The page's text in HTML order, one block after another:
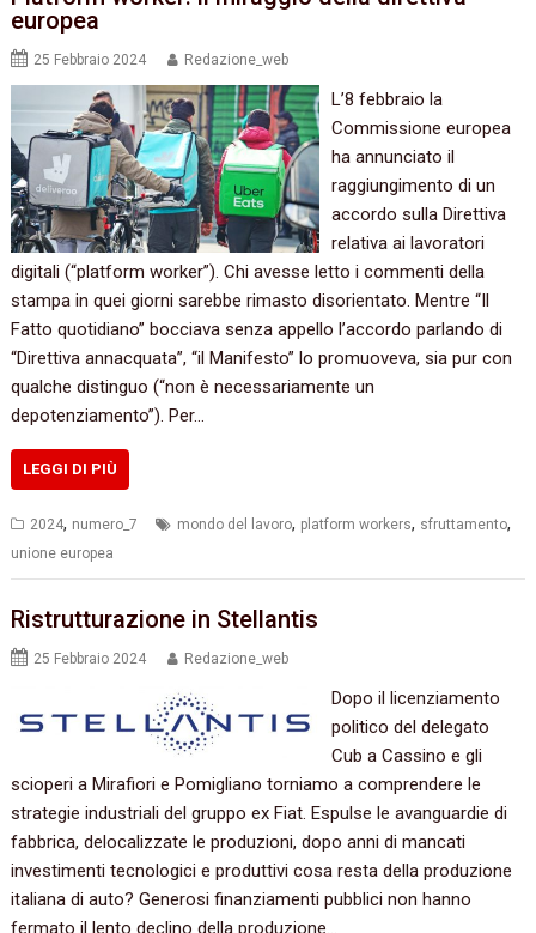
europea
25 Febbraio 2024 Redazione_web
L’8 febbraio la
Commissione europea
ha annunciato il
raggiungimento di un
accordo sulla Direttiva
relativa ai lavoratori
digitali (“platform worker”). Chi avesse letto i commenti della
stampa in quei giorni sarebbe rimasto disorientato. Mentre “Il
Fatto quotidiano” bocciava senza appello l’accordo parlando di
“Direttiva annacquata”, “il Manifesto” lo promuoveva, sia pur con
qualche distinguo (“non è necessariamente un
depotenziamento”). Per…
LEGGI DI PIÙ
2024, numero_7 mondo del lavoro, platform workers, sfruttamento,
unione europea
Ristrutturazione in Stellantis
25 Febbraio 2024 Redazione_web
Dopo il licenziamento
politico del delegato
Cub a Cassino e gli
scioperi a Mirafiori e Pomigliano torniamo a comprendere le
strategie industriali del gruppo ex Fiat. Espulse le avanguardie di
fabbrica, delocalizzate le produzioni, dopo anni di mancati
investimenti tecnologici e produttivi cosa resta della produzione
italiana di auto? Generosi finanziamenti pubblici non hanno
fermato il lento declino della produzione…